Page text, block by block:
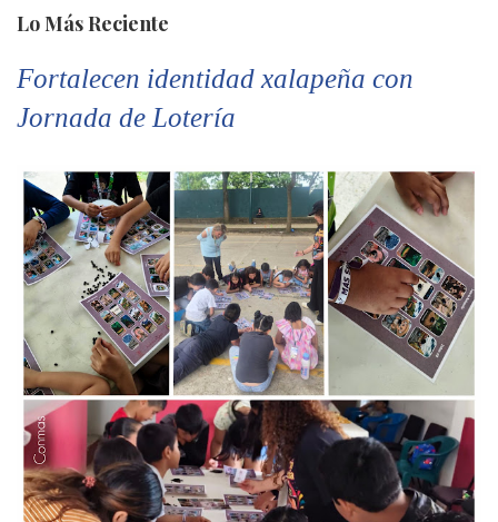
Lo Más Reciente
Fortalecen identidad xalapeña con
Jornada de Lotería